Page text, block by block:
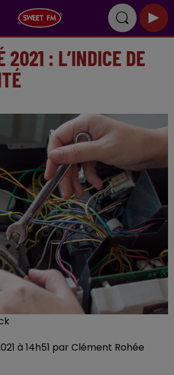
2021 : L’INDICE DE
à 14h51 par Clément Rohée